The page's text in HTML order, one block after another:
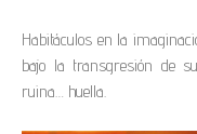
Habitáculos en la
bajo la transgresión de
ruina… huella.